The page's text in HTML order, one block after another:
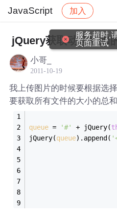
JavaScript 加入
社区 JavaScript 帖子
jQuery获取动态增加
小哥_
2011-10-19
我上传图片的时候要根据选
要获取所有文件的大小的总
queue = '#' + jQuery(
jQuery(queue).append(
服务超时,
页面重试